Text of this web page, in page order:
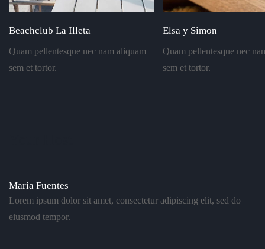
Beachclub La Illeta
Quam pellentesque nec nam aliquam
sem et tortor.
Elsa y Simon
Quam pellentesque nec
sem et tortor.
María Fuentes
Lorem ipsum dolor sit amet, consectetur adipiscing elit, sed do
eiusmod tempor.